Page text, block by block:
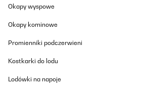
Okapy wyspowe
Okapy kominowe
Promienniki podczerwieni
Kostkarki do lodu
Lodówki na napoje